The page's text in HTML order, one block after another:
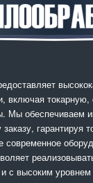
включая
Мы обеспечиваем
гарантируя
с высоким уровнем